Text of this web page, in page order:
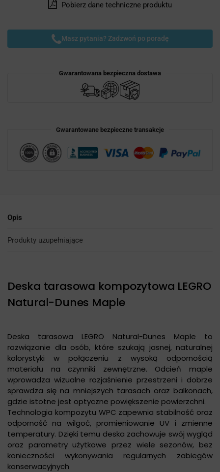
Pobierz dane techniczne produktu
Masz pytania? Zadzwoń po poradę
Gwarantowana bezpieczna dostawa
Gwarantowane bezpieczne transakcje
Opis
Produkty uzupełniające
Deska tarasowa kompozytowa LEGRO
Natural-Dunes Maple
Deska tarasowa LEGRO Natural-Dunes Maple to
rozwiązanie dla osób, które szukają jasnej, naturalnej
kolorystyki w połączeniu z wysoką odpornością
materiału na czynniki zewnętrzne. Odcień maple
wprowadza wizualne rozjaśnienie przestrzeni i dobrze
sprawdza się na mniejszych tarasach oraz balkonach,
gdzie istotne jest optyczne powiększenie powierzchni.
Technologia kompozytu WPC zapewnia stabilność oraz
odporność na wilgoć, promieniowanie UV i zmienne
temperatury. Dzięki temu deska zachowuje swój wygląd
oraz parametry użytkowe przez wiele sezonów, bez
konieczności wykonywania regularnych zabiegów
konserwacyjnych